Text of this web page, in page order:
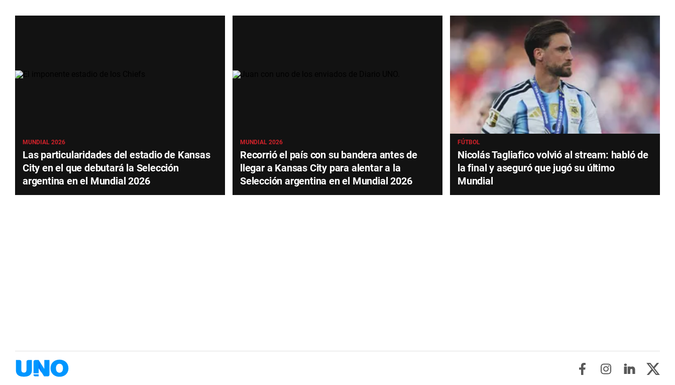
MUNDIAL 2026
Las particularidades del estadio de Kansas
City en el que debutará la Selección
argentina en el Mundial 2026
MUNDIAL 2026
Recorrió el país con su bandera antes de
llegar a Kansas City para alentar a la
Selección argentina en el Mundial 2026
FÚTBOL
Nicolás Tagliafico volvió al stream: habló de
la final y aseguró que jugó su último
Mundial